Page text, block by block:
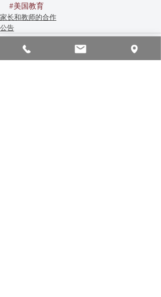
#美国教育
家长和教师的合作
公告